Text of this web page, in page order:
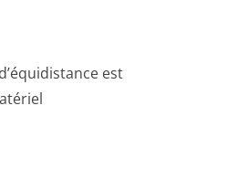
est